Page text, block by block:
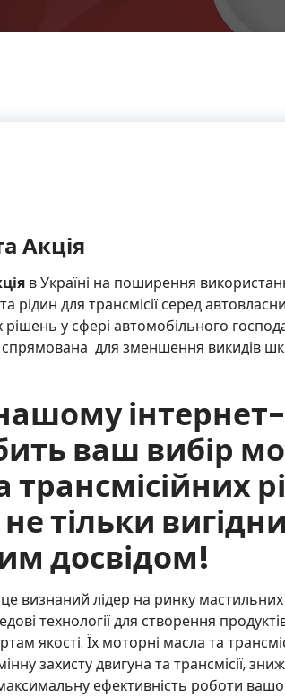
Акція
в Україні на поширення
рідин для трансмісії серед
у сфері автомобільного
для зменшення викидів
ваш вибір
трансмісійних
тільки
досвідом!
визнаний лідер на ринку мастильних
технології для створення
якості. Їх моторні масла та
захисту двигуна та трансмісії,
ефективність роботи